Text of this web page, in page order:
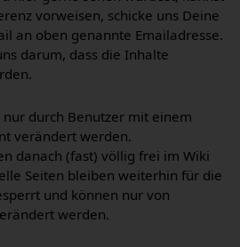
vorweisen, schicke uns Deine
an oben genannte Emailadresse.
darum, dass die Inhalte
durch Benutzer mit einem
verändert werden.
danach (fast) völlig frei im Wiki
Seiten bleiben weiterhin für die
und können nur von
werden.